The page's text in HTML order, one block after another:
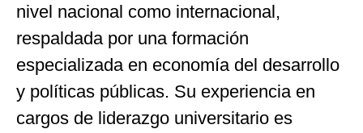
nivel nacional como internacional,
respaldada por una formación
especializada en economía del desarrollo
y políticas públicas. Su experiencia en
cargos de liderazgo universitario es